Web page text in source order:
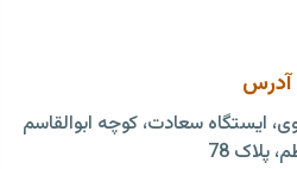
آدرس
ایستگاه سعادت، کوچه ابوالقاسم
پلاک 78